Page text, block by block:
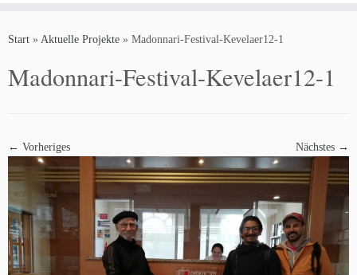
Inhalt
Start » Aktuelle Projekte » Madonnari-Festival-Kevelaer12-1
Madonnari-Festival-Kevelaer12-1
← Vorheriges Nächstes →